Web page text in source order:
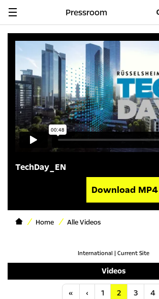
Navigation
Pressroom
TechDay_EN
Download MP4
Home Alle Videos
International | Current Site
Videos
« Anfang
‹ Vorherige
1 2 3 4